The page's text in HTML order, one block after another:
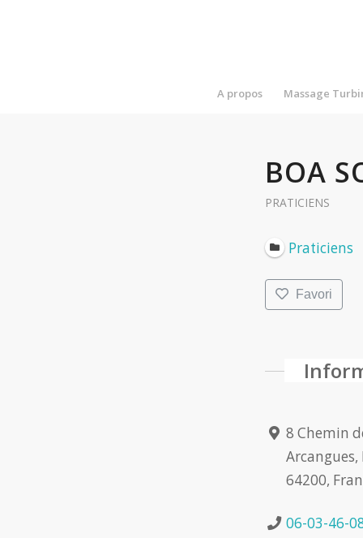
A propos Massage
BOA
PRATICIENS
Praticiens
Favori
8 Chemin
64200,
06-03-46-